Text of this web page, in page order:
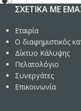
ΣΧΕΤΙΚΆ ΜΕ
Εταιρία
Ο διαφημιστικός
Δίκτυο Κάλυψης
Πελατολόγιο
Συνεργάτες
Επικοινωνία